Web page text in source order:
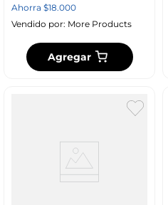
Ahorra $18.000
Vendido por: More Products
Agregar